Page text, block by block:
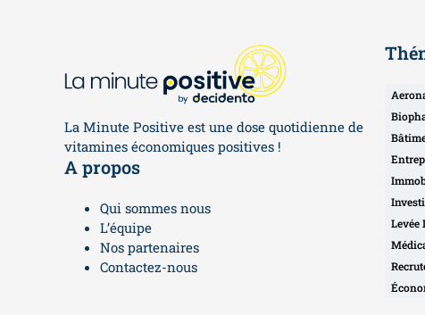
La Minute Positive est une dose quotidienne de
vitamines économiques positives !
A propos
Qui sommes nous
L’équipe
Nos partenaires
Contactez-nous
Levée